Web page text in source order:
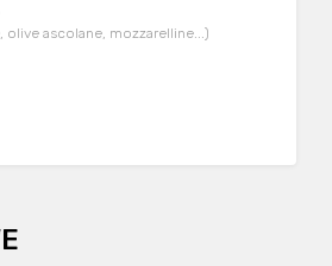
olive ascolane, mozzarelline...)